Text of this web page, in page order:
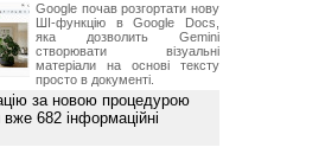
Google почав розгортати нову
ШІ-функцію в Google Docs,
яка дозволить Gemini
створювати візуальні
матеріали на основі тексту
просто в документі.
за новою процедурою
682 інформаційні